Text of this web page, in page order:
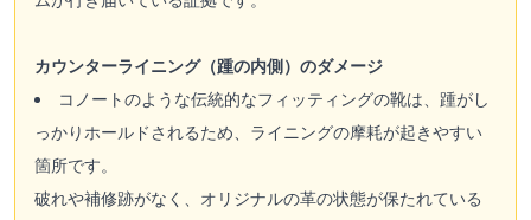
カウンターライニング（踵の内側）のダメージ
コノートのような伝統的なフィッティングの靴は、踵がし
っかりホールドされるため、ライニングの摩耗が起きやすい
箇所です。
破れや補修跡がなく、オリジナルの革の状態が保たれている